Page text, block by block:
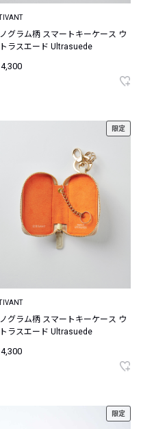
グラム柄 スマートキーケース ウ
ラスエード Ultrasuede
限定
グラム柄 スマートキーケース ウ
ラスエード Ultrasuede
限定